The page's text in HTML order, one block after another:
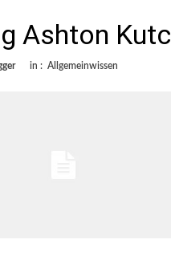
Ashton
in : Allgemeinwissen